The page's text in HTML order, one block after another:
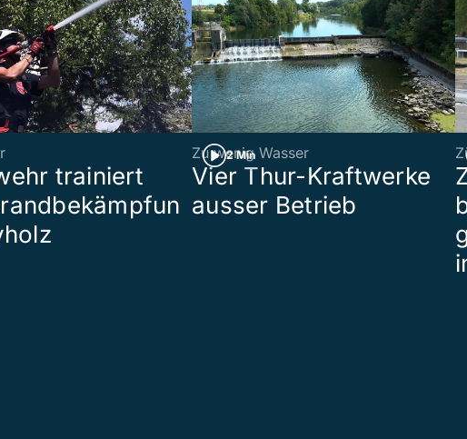
trainiert
2 Min
Zu wenig Wasser
Vier Thur-Kraftwerke
ausser Betrieb